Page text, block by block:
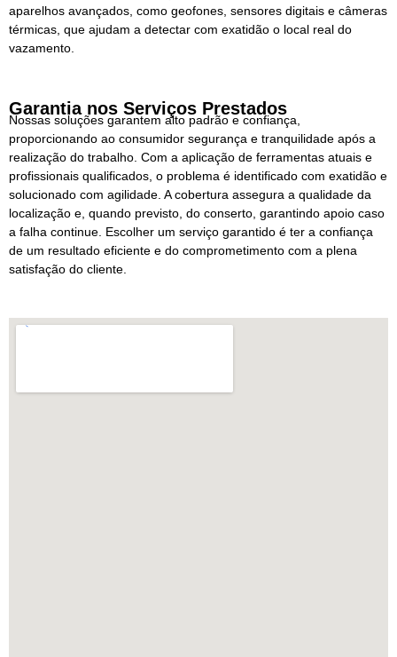
aparelhos avançados, como geofones, sensores digitais e câmeras
térmicas, que ajudam a detectar com exatidão o local real do
vazamento.
Garantia nos Serviços Prestados
Nossas soluções garantem alto padrão e confiança,
proporcionando ao consumidor segurança e tranquilidade após a
realização do trabalho. Com a aplicação de ferramentas atuais e
profissionais qualificados, o problema é identificado com exatidão e
solucionado com agilidade. A cobertura assegura a qualidade da
localização e, quando previsto, do conserto, garantindo apoio caso
a falha continue. Escolher um serviço garantido é ter a confiança
de um resultado eficiente e do comprometimento com a plena
satisfação do cliente.